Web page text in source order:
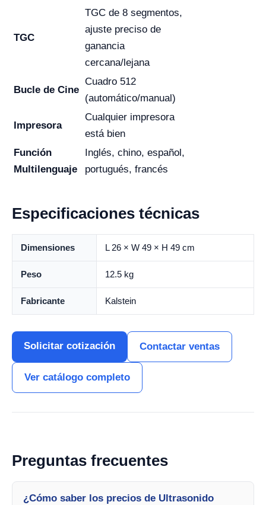
TGC
TGC de 8 segmentos,
ajuste preciso de
ganancia
cercana/lejana
Bucle de Cine
Cuadro 512
(automático/manual)
Impresora
Cualquier impresora
está bien
Función
Multilenguaje
Inglés, chino, español,
portugués, francés
Especificaciones técnicas
Dimensiones L 26 × W 49 × H 49 cm
Peso 12.5 kg
Fabricante Kalstein
Solicitar cotización Contactar ventas
Ver catálogo completo
Preguntas frecuentes
¿Cómo saber los precios de Ultrasonido